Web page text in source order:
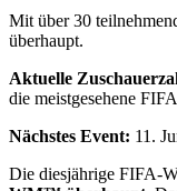
Mit über 30
überhaupt.
Aktuelle
die meistgesehene
Nächstes Event: 11.
Die diesjährige FIFA-